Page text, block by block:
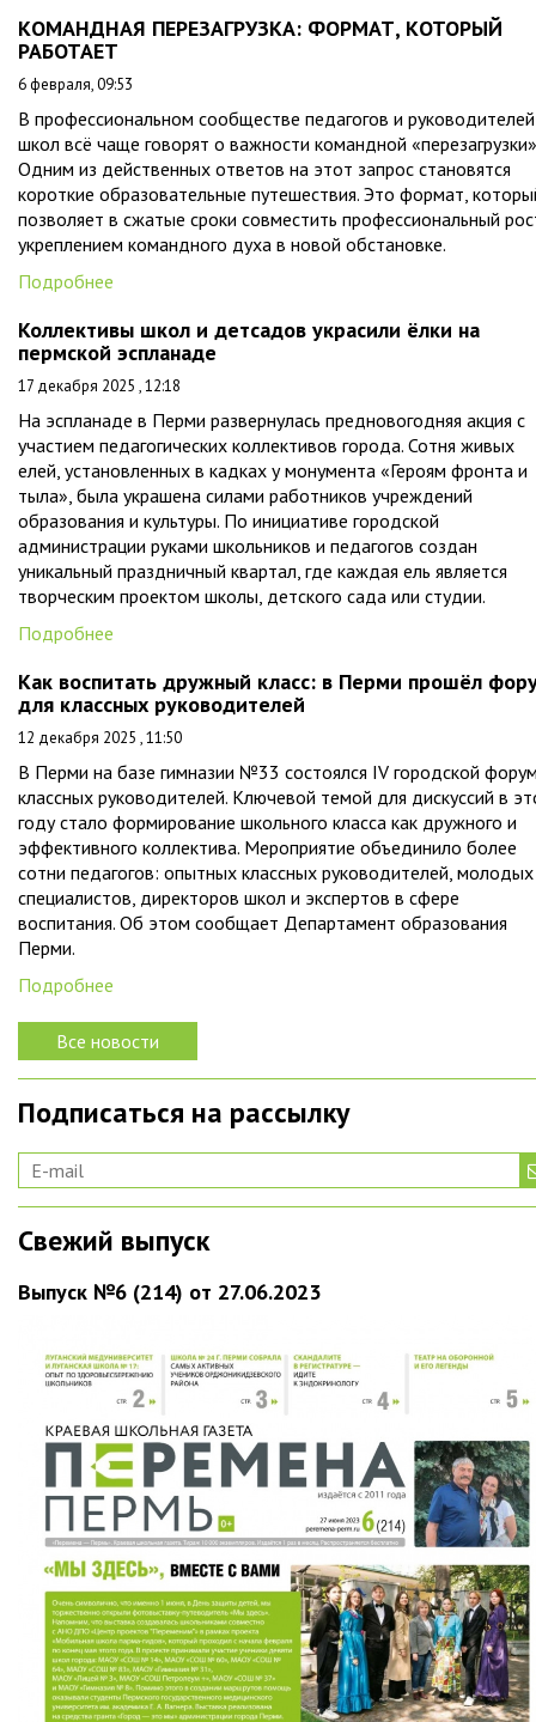
КОМАНДНАЯ ПЕРЕЗАГРУЗКА: ФОРМАТ, КОТОРЫЙ
РАБОТАЕТ
6 февраля, 09:53
В профессиональном сообществе педагогов и руководителей
школ всё чаще говорят о важности командной
Одним из действенных ответов на этот запрос становятся
короткие образовательные путешествия. Это формат,
позволяет в сжатые сроки совместить профессиональный
укреплением командного духа в новой обстановке.
Подробнее
Коллективы школ и детсадов украсили ёлки на
пермской эспланаде
17 декабря 2025 , 12:18
На эспланаде в Перми развернулась предновогодняя акция с
участием педагогических коллективов города. Сотня живых
елей, установленных в кадках у монумента «Героям фронта и
тыла», была украшена силами работников учреждений
образования и культуры. По инициативе городской
администрации руками школьников и педагогов создан
уникальный праздничный квартал, где каждая ель является
творческим проектом школы, детского сада или студии.
Подробнее
Как воспитать дружный класс: в Перми прошёл
для классных руководителей
12 декабря 2025 , 11:50
В Перми на базе гимназии №33 состоялся IV городской
классных руководителей. Ключевой темой для дискуссий в
году стало формирование школьного класса как дружного и
эффективного коллектива. Мероприятие объединило более
сотни педагогов: опытных классных руководителей, молодых
специалистов, директоров школ и экспертов в сфере
воспитания. Об этом сообщает Департамент образования
Перми.
Подробнее
Все новости
Подписаться на рассылку
Свежий выпуск
Выпуск №6 (214) от 27.06.2023